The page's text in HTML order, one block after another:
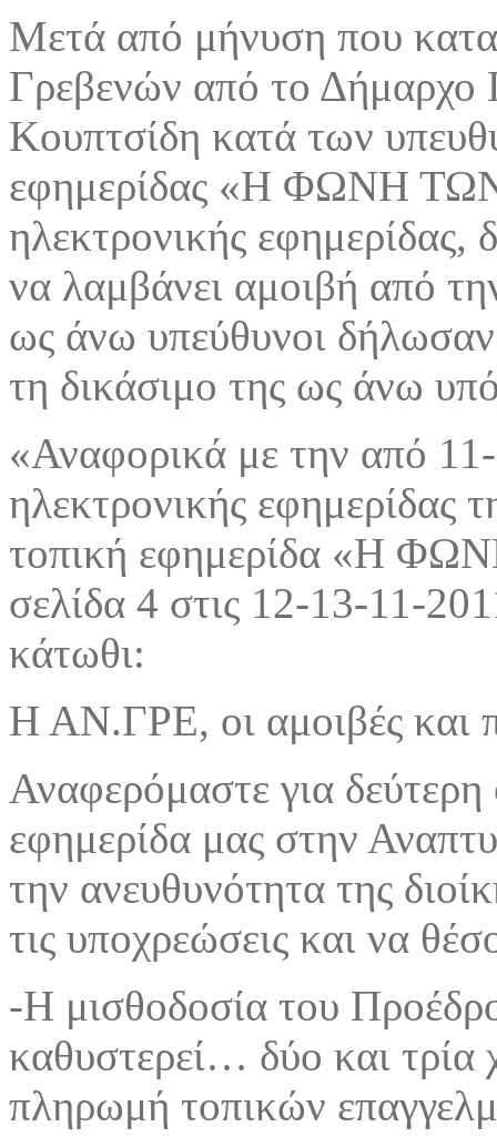
Μετά από μήνυση που
Γρεβενών από το
Κουπτσίδη κατά των
εφημερίδας «Η ΦΩΝΗ
ηλεκτρονικής εφημερίδας,
να λαμβάνει αμοιβή από
ως άνω υπεύθυνοι
τη δικάσιμο της ως άνω
«Αναφορικά με την από
ηλεκτρονικής εφημερίδας
τοπική εφημερίδα «Η
σελίδα 4 στις 12-13-11-
κάτωθι:
Η ΑΝ.ΓΡΕ, οι αμοιβές
Αναφερόμαστε για
εφημερίδα μας στην
την ανευθυνότητα της
τις υποχρεώσεις και να
-Η μισθοδοσία του
καθυστερεί… δύο και τρία
πληρωμή τοπικών